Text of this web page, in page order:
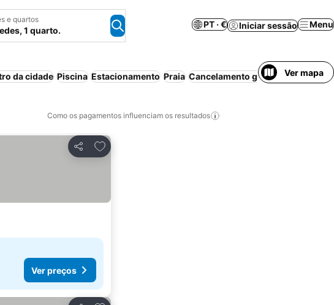
e quartos
1 quarto.
PT · € Iniciar sessão Menu
da cidade Piscina Estacionamento Praia Cancelamento gratuitoVer mapa
Como os pagamentos influenciam os resultados
Partilhar
Adicionar aos favoritos
Ver preços